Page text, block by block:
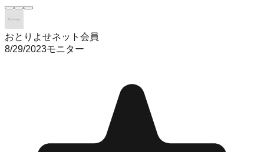
おとりよせネット会員
8/29/2023モニター